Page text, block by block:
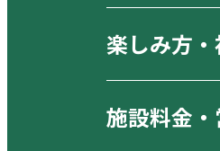
楽しみ方
施設料金